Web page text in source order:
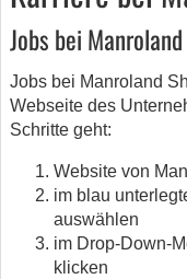
Jobs bei
Jobs bei Manroland
Webseite des
Schritte geht:
Website von
im blau
auswählen
im Drop-Down-
klicken